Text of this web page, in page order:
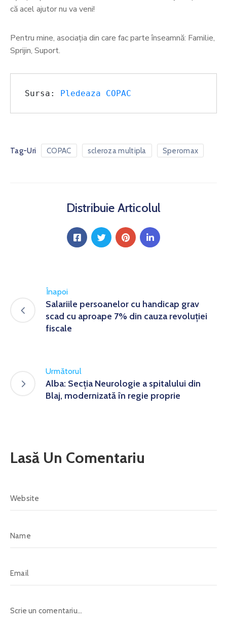
că acel ajutor nu va veni!
Pentru mine, asociația din care fac parte înseamnă: Familie,
Sprijin, Suport.
Sursa: Pledeaza COPAC
Tag-Uri COPAC scleroza multipla Speromax
Distribuie Articolul
Înapoi
Salariile persoanelor cu handicap grav
scad cu aproape 7% din cauza revoluției
fiscale
Următorul
Alba: Secţia Neurologie a spitalului din
Blaj, modernizată în regie proprie
Lasă Un Comentariu